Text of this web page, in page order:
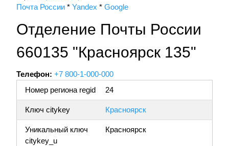
Почта России * Yandex * Google
Отделение Почты России
660135 "Красноярск 135"
Телефон: +7 800-1-000-000
Номер региона regid
24
Ключ citykey Красноярск
Уникальный ключ
citykey_u
Красноярск